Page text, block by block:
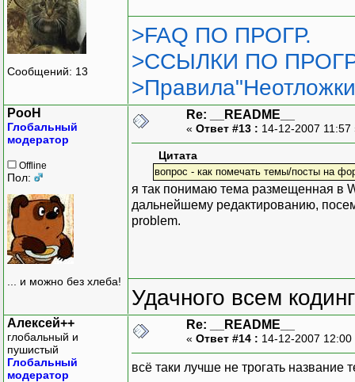
Сообщений: 13
>FAQ ПО ПРОГР.
>ССЫЛКИ ПО
PooH
Глобальный
модератор
Offline
Пол:
... и можно без хлеба!
Re: __README__
« Ответ #13 : 14-12-2007
Цитата
вопрос - как помечать темы/посты на
я так понимаю тема размещенная в
дальнейшему редактированию,
problem.
Удачного всем
Алексей++
глобальный и
пушистый
Глобальный
модератор
Re: __README__
« Ответ #14 : 14-12-2007
всё таки лучше не трогать